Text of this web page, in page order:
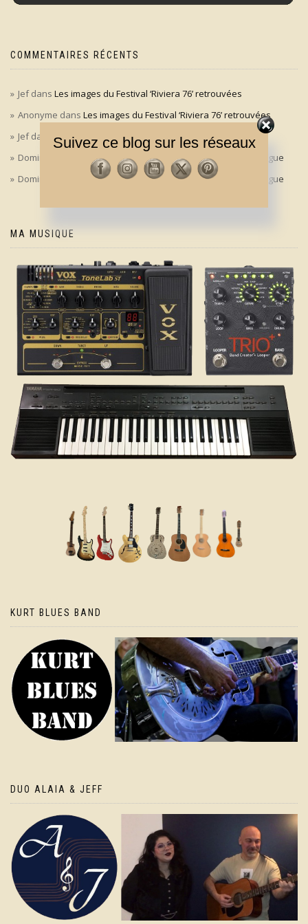
COMMENTAIRES RÉCENTS
Jefdans Les images du Festival ‘Riviera 76’ retrouvées
Anonyme dans Les images du Festival ‘Riviera 76’ retrouvées
Jefdans ‘Le bon, la brute et le truand’ en version longue
Dominique
‘Le bon, la brute et le truand’ en version longue
Dominique
‘Le bon, la brute et le truand’ en version longue
MA MUSIQUE
KURT BLUES BAND
DUO ALAIA & JEFF
Suivez ce blog sur les réseaux